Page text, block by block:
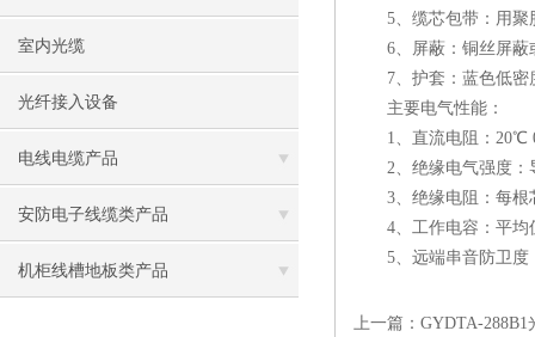
室内光缆
光纤接入设备
电线电缆产品
安防电子线缆类产品
机柜线槽地板类产品
5、缆芯包带：用聚
6、屏蔽：铜丝屏蔽或
7、护套：蓝色低密
主要电气性能：
1、直流电阻：20℃
2、绝缘电气强度：导
3、绝缘电阻：每根芯
4、工作电容：平均
5、远端串音防卫度：
上一篇： GYDTA-